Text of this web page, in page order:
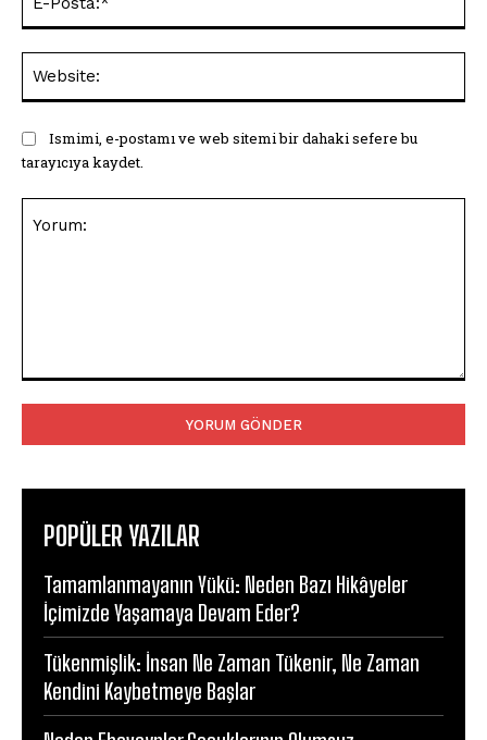
Ismimi, e-postamı ve web sitemi bir dahaki sefere bu
tarayıcıya kaydet.
POPÜLER YAZILAR
Tamamlanmayanın Yükü: Neden Bazı Hikâyeler
İçimizde Yaşamaya Devam Eder?
Tükenmişlik: İnsan Ne Zaman Tükenir, Ne Zaman
Kendini Kaybetmeye Başlar